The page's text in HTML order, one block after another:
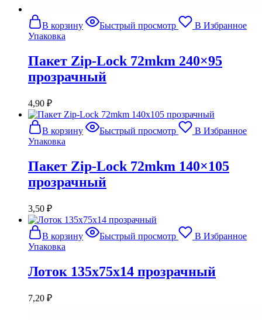
В корзину Быстрый просмотр
В Избранное
Упаковка
Пакет Zip-Lock 72mkm 240×95
прозрачный
4,90 ₽
В корзину Быстрый просмотр
В Избранное
Упаковка
Пакет Zip-Lock 72mkm 140×105
прозрачный
3,50 ₽
В корзину Быстрый просмотр
В Избранное
Упаковка
Лоток 135x75x14 прозрачный
7,20 ₽